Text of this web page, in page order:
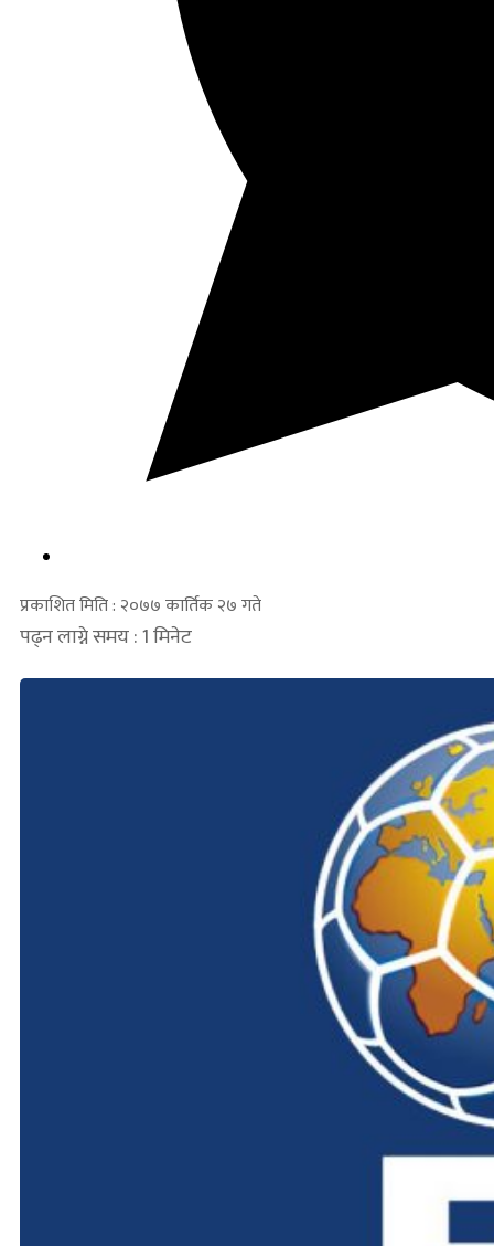
प्रकाशित मिति : २०७७ कार्तिक २७ गते
पढ्न लाग्ने समय : 1 मिनेट